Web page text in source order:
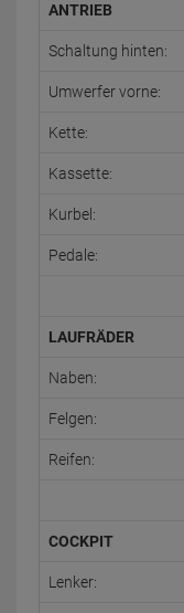
ANTRIEB
Schaltung hinten:
Umwerfer vorne:
Kette:
Kassette:
Kurbel:
Pedale:
LAUFRÄDER
Naben:
Felgen:
Reifen:
COCKPIT
Lenker: